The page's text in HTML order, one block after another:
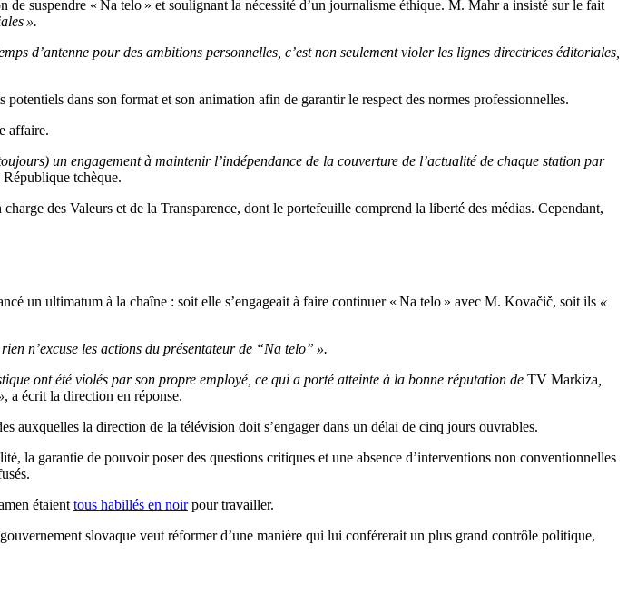
suspendre « Na telo » et soulignant la nécessité d’un journalisme éthique. M. Mahr a insisté sur le fait
».
d’antenne pour des ambitions personnelles, c’est non seulement violer les lignes directrices éditoriales,
dans son format et son animation afin de garantir le respect des normes professionnelles.
affaire.
un engagement à maintenir l’indépendance de la couverture de l’actualité de chaque station par
tchèque.
des Valeurs et de la Transparence, dont le portefeuille comprend la liberté des médias. Cependant,
un ultimatum à la chaîne : soit elle s’engageait à faire continuer « Na telo » avec M. Kovačič, soit ils «
rien n’excuse les actions du présentateur de “Na telo” ».
ont été violés par son propre employé, ce qui a porté atteinte à la bonne réputation de TV Markíza
, a écrit la direction en réponse.
auxquelles la direction de la télévision doit s’engager dans un délai de cinq jours ouvrables.
la garantie de pouvoir poser des questions critiques et une absence d’interventions non conventionnelles
étaient tous habillés en noirpour travailler.
slovaque veut réformer d’une manière qui lui conférerait un plus grand contrôle politique,